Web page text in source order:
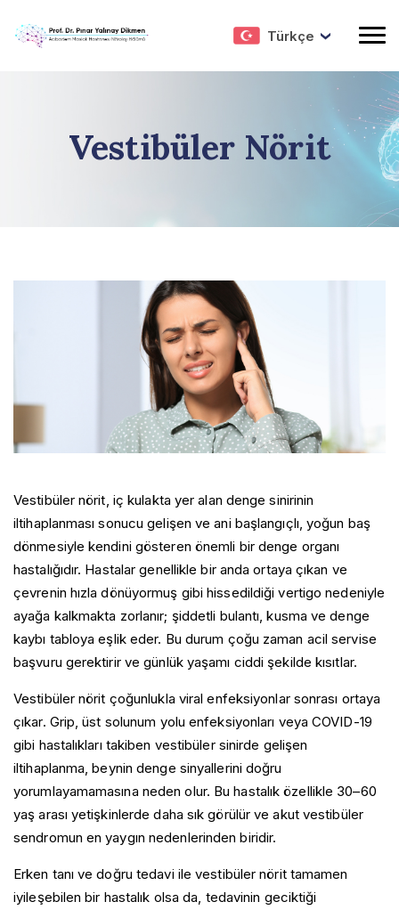
Türkçe
Vestibüler Nörit
Vestibüler nörit, iç kulakta yer alan denge sinirinin
iltihaplanması sonucu gelişen ve ani başlangıçlı, yoğun baş
dönmesiyle kendini gösteren önemli bir denge organı
hastalığıdır. Hastalar genellikle bir anda ortaya çıkan ve
çevrenin hızla dönüyormuş gibi hissedildiği vertigo nedeniyle
ayağa kalkmakta zorlanır; şiddetli bulantı, kusma ve denge
kaybı tabloya eşlik eder. Bu durum çoğu zaman acil servise
başvuru gerektirir ve günlük yaşamı ciddi şekilde kısıtlar.
Vestibüler nörit çoğunlukla viral enfeksiyonlar sonrası ortaya
çıkar. Grip, üst solunum yolu enfeksiyonları veya COVID-19
gibi hastalıkları takiben vestibüler sinirde gelişen
iltihaplanma, beynin denge sinyallerini doğru
yorumlayamamasına neden olur. Bu hastalık özellikle 30–60
yaş arası yetişkinlerde daha sık görülür ve akut vestibüler
sendromun en yaygın nedenlerinden biridir.
Erken tanı ve doğru tedavi ile vestibüler nörit tamamen
iyileşebilen bir hastalık olsa da, tedavinin geciktiği